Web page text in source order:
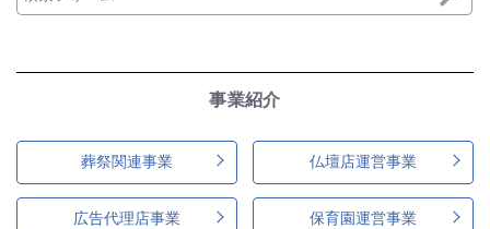
事業紹介
葬祭関連事業 仏壇店運営事業
広告代理店事業 保育園運営事業